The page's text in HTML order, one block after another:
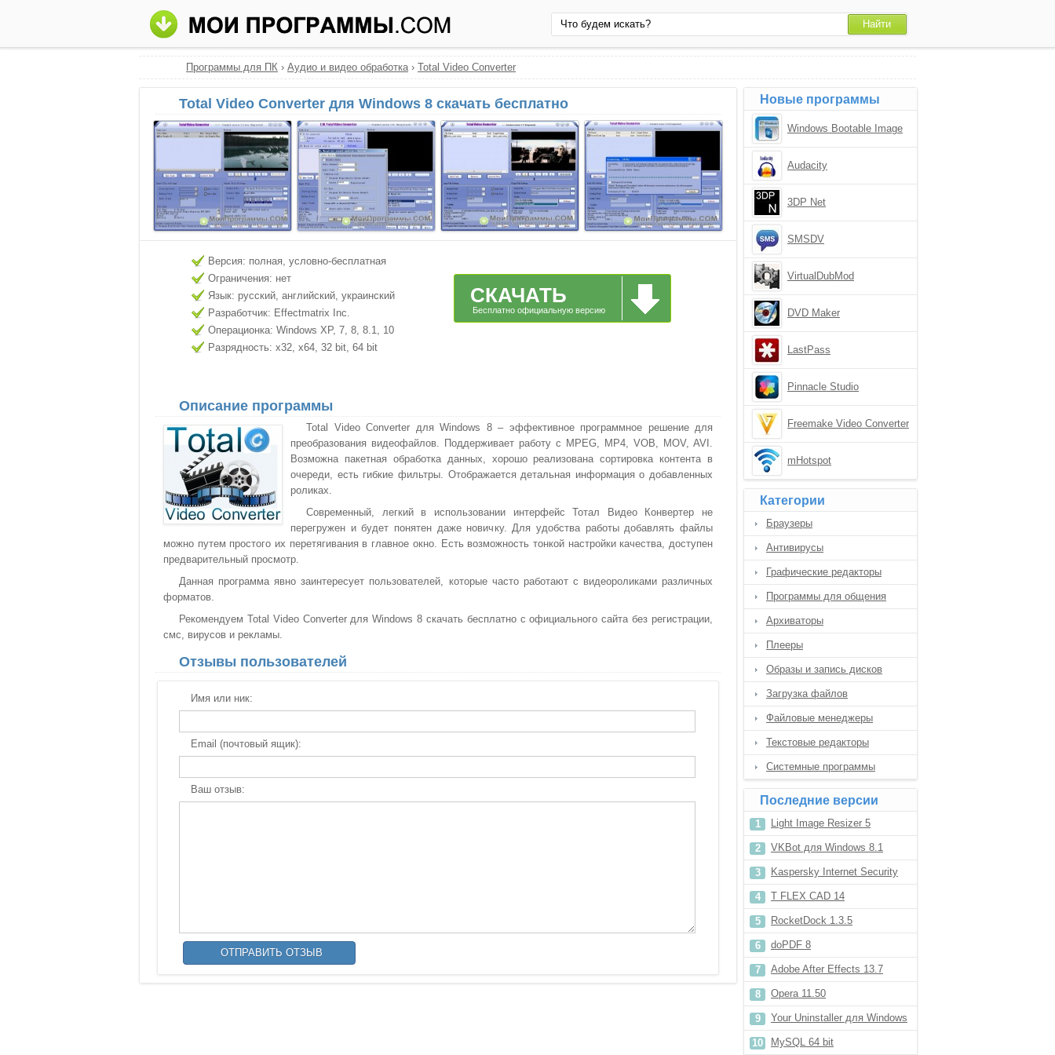
Программы для ПК › Аудио и видео обработка› Total Video Converter
Total Video Converter для Windows 8 скачать бесплатно
Версия: полная, условно-бесплатная
Ограничения: нет
Язык: русский, английский, украинский
Разработчик: Effectmatrix Inc.
Операционка: Windows XP, 7, 8, 8.1, 10
Разрядность: x32, x64, 32 bit, 64 bit
СКАЧАТЬ
Бесплатно официальную версию
Описание программы
Total Video Converter для Windows 8 – эффективное программное решение для
преобразования видеофайлов. Поддерживает работу с MPEG, MP4, VOB, MOV, AVI.
Возможна пакетная обработка данных, хорошо реализована сортировка контента в
очереди, есть гибкие фильтры. Отображается детальная информация о добавленных
роликах.
Современный, легкий в использовании интерфейс Тотал Видео Конвертер не
перегружен и будет понятен даже новичку. Для удобства работы добавлять файлы
можно путем простого их перетягивания в главное окно. Есть возможность тонкой настройки качества, доступен
предварительный просмотр.
Данная программа явно заинтересует пользователей, которые часто работают с видеороликами различных
форматов.
Рекомендуем Total Video Converter для Windows 8 скачать бесплатно с официального сайта без регистрации,
смс, вирусов и рекламы.
Отзывы пользователей
Имя или ник:
Email (почтовый ящик):
Ваш отзыв:
Новые программы
Windows Bootable Image
Audacity
3DP Net
SMSDV
VirtualDubMod
DVD Maker
LastPass
Pinnacle Studio
Freemake Video Converter
mHotspot
Категории
Браузеры
Антивирусы
Графические редакторы
Программы для общения
Архиваторы
Плееры
Образы и запись дисков
Загрузка файлов
Файловые менеджеры
Текстовые редакторы
Системные программы
Последние версии
Light Image Resizer 5
VKBot для Windows 8.1
Kaspersky Internet Security
2012
T FLEX CAD 14
RocketDock 1.3.5
doPDF 8
Adobe After Effects 13.7
Opera 11.50
Your Uninstaller для Windows
8.1
MySQL 64 bit